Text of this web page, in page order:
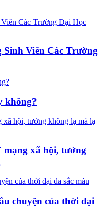
Viên Các Trường
không?
mạng xã hội, tưởng
chuyện của thời đại